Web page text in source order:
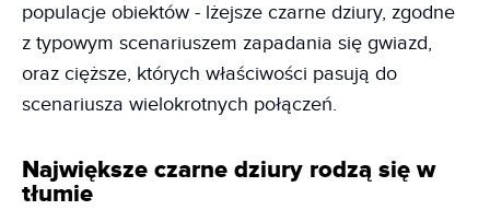
populacje obiektów - lżejsze czarne dziury, zgodne
z typowym scenariuszem zapadania się gwiazd,
oraz cięższe, których właściwości pasują do
scenariusza wielokrotnych połączeń.
Największe czarne dziury rodzą się w
tłumie